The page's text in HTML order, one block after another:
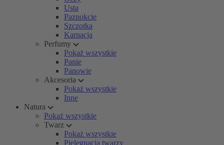
Usta
Paznokcie
Szczotka
Karnacja
Perfumy
Pokaż wszystkie
Panie
Panowie
Akcesoria
Pokaż wszystkie
Inne
Natura
Pokaż wszystkie
Twarz
Pokaż wszystkie
Pielęgnacja twarzy